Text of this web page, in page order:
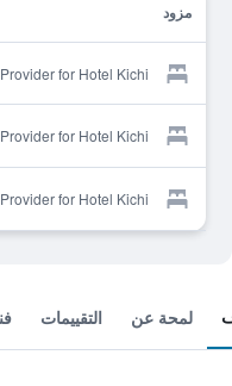
مزود
Provider for Hotel Kichi
Provider for Hotel Kichi
Provider for Hotel Kichi
لمحة عن التقييمات